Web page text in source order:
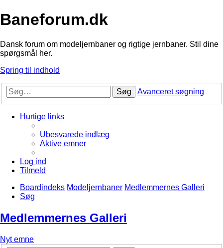
Baneforum.dk
Dansk forum om modeljernbaner og rigtige jernbaner. Stil dine
spørgsmål her.
Spring til indhold
Søg Avanceret søgning
Hurtige links
Ubesvarede indlæg
Aktive emner
Log ind
Tilmeld
Boardindeks Modeljernbaner Medlemmernes Galleri
Søg
Medlemmernes Galleri
Nyt emne